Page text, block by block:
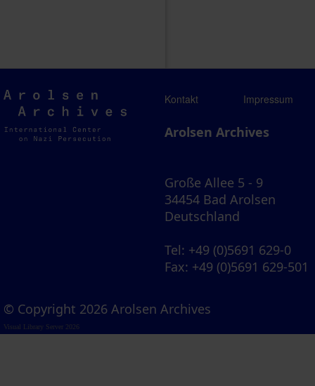
Arolsen
Archives
Kontakt Impressum
Arolsen Archives
Große Allee 5 - 9
34454 Bad Arolsen
Deutschland
Tel: +49 (0)5691 629-0
Fax: +49 (0)5691 629-501
© Copyright 2026 Arolsen Archives
Visual Library Server 2026